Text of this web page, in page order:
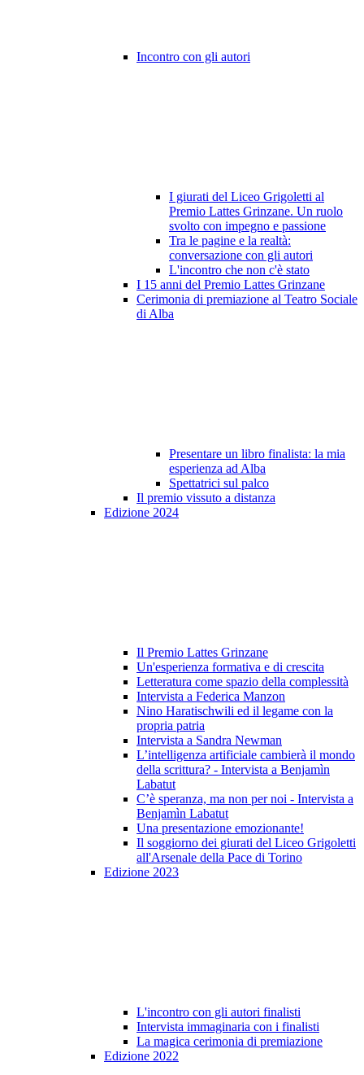
Incontro con gli autori
I giurati del Liceo Grigoletti al
Premio Lattes Grinzane. Un ruolo
svolto con impegno e passione
Tra le pagine e la realtà:
conversazione con gli autori
L'incontro che non c'è stato
I 15 anni del Premio Lattes Grinzane
Cerimonia di premiazione al Teatro Sociale
di Alba
Presentare un libro finalista: la mia
esperienza ad Alba
Spettatrici sul palco
Il premio vissuto a distanza
Edizione 2024
Il Premio Lattes Grinzane
Un'esperienza formativa e di crescita
Letteratura come spazio della complessità
Intervista a Federica Manzon
Nino Haratischwili ed il legame con la
propria patria
Intervista a Sandra Newman
L’intelligenza artificiale cambierà il mondo
della scrittura? - Intervista a Benjamìn
Labatut
C’è speranza, ma non per noi - Intervista a
Benjamìn Labatut
Una presentazione emozionante!
Il soggiorno dei giurati del Liceo Grigoletti
all'Arsenale della Pace di Torino
Edizione 2023
L'incontro con gli autori finalisti
Intervista immaginaria con i finalisti
La magica cerimonia di premiazione
Edizione 2022